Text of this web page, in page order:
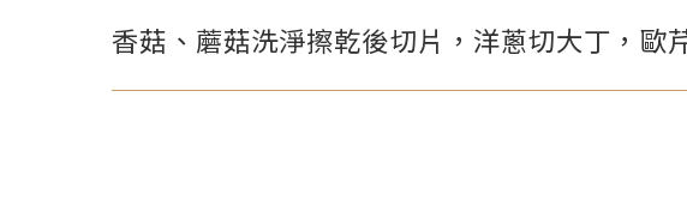
香菇、蘑菇洗淨擦乾後切片，洋蔥切大丁，歐